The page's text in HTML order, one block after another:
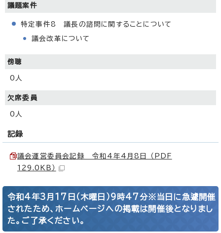
議題案件
特定事件8 議長の諮問に関することについて
議会改革について
傍聴
0人
欠席委員
0人
記録
議会運営委員会記録 令和4年4月8日 （PDF
129.0KB）
令和4年3月17日（木曜日）9時47分※当日に急遽開催
されたため、ホームページへの掲載は開催後となりまし
た。ご了承ください。